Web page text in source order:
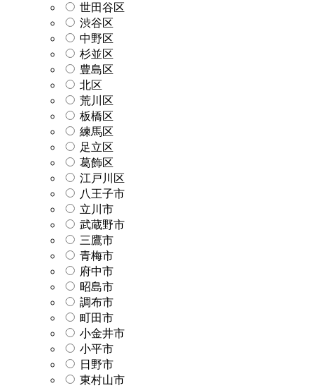
世田谷区
渋谷区
中野区
杉並区
豊島区
北区
荒川区
板橋区
練馬区
足立区
葛飾区
江戸川区
八王子市
立川市
武蔵野市
三鷹市
青梅市
府中市
昭島市
調布市
町田市
小金井市
小平市
日野市
東村山市